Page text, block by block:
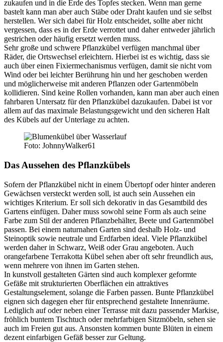
zukaufen und in die Erde des Topfes stecken. Wenn man gerne
bastelt kann man aber auch Stäbe oder Draht kaufen und sie selbst
herstellen. Wer sich dabei für Holz entscheidet, sollte aber nicht
vergessen, dass es in der Erde verrottet und daher entweder jährlich
gestrichen oder häufig ersetzt werden muss.
Sehr große und schwere Pflanzkübel verfügen manchmal über
Räder, die Ortswechsel erleichtern. Hierbei ist es wichtig, dass sie
auch über einen Fixiermechanismus verfügen, damit sie nicht vom
Wind oder bei leichter Berührung hin und her geschoben werden
und möglicherweise mit anderen Pflanzen oder Gartenmöbeln
kollidieren. Sind keine Rollen vorhanden, kann man aber auch einen
fahrbaren Untersatz für den Pflanzkübel dazukaufen. Dabei ist vor
allem auf das maximale Belastungsgewicht und den sicheren Halt
des Kübels auf der Unterlage zu achten.
Foto: JohnnyWalker61
Das Aussehen des Pflanzkübels
Sofern der Pflanzkübel nicht in einem Übertopf oder hinter anderen
Gewächsen versteckt werden soll, ist auch sein Aussehen ein
wichtiges Kriterium. Er soll sich dekorativ in das Gesamtbild des
Gartens einfügen. Daher muss sowohl seine Form als auch seine
Farbe zum Stil der anderen Pflanzbehälter, Beete und Gartenmöbel
passen. Bei einem naturnahen Garten sind deshalb Holz- und
Steinoptik sowie neutrale und Erdfarben ideal. Viele Pflanzkübel
werden daher in Schwarz, Weiß oder Grau angeboten. Auch
orangefarbene Terrakotta Kübel sehen aber oft sehr freundlich aus,
wenn mehrere von ihnen im Garten stehen.
In kunstvoll gestalteten Gärten sind auch komplexer geformte
Gefäße mit strukturierten Oberflächen ein attraktives
Gestaltungselement, solange die Farben passen. Bunte Pflanzkübel
eignen sich dagegen eher für entsprechend gestaltete Innenräume.
Lediglich auf oder neben einer Terrasse mit dazu passender Markise,
fröhlich buntem Tischtuch oder mehrfarbigen Sitzmöbeln, sehen sie
auch im Freien gut aus. Ansonsten kommen bunte Blüten in einem
dezent einfarbigen Gefäß besser zur Geltung.